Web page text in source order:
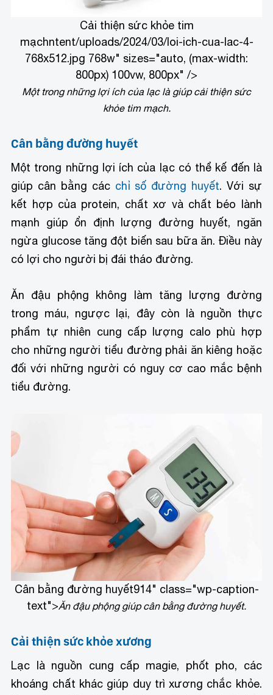
Cải thiện sức khỏe tim
mạchntent/uploads/2024/03/loi-ich-cua-lac-4-
768x512.jpg 768w" sizes="auto, (max-width:
800px) 100vw, 800px" />
Một trong những lợi ích của lạc là giúp cải thiện sức
khỏe tim mạch.
Cân bằng đường huyết
Một trong những lợi ích của lạc có thể kế đến là
giúp cân bằng các chỉ số đường huyết. Với sự
kết hợp của protein, chất xơ và chất béo lành
mạnh giúp ổn định lượng đường huyết, ngăn
ngừa glucose tăng đột biến sau bữa ăn. Điều này
có lợi cho người bị đái tháo đường.
Ăn đậu phộng không làm tăng lượng đường
trong máu, ngược lại, đây còn là nguồn thực
phẩm tự nhiên cung cấp lượng calo phù hợp
cho những người tiểu đường phải ăn kiêng hoặc
đối với những người có nguy cơ cao mắc bệnh
tiểu đường.
Cân bằng đường huyết914" class="wp-caption-
text">Ăn đậu phộng giúp cân bằng đường huyết.
Cải thiện sức khỏe xương
Lạc là nguồn cung cấp magie, phốt pho, các
khoáng chất khác giúp duy trì xương chắc khỏe.